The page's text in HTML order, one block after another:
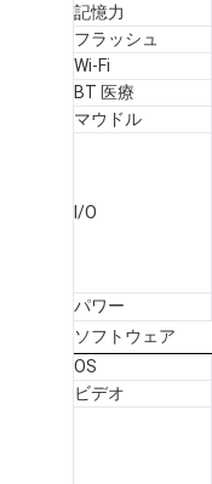
記憶力
フラッシュ
Wi-Fi
BT 医療
マウドル
I/O
パワー
ソフトウェア
OS
ビデオ